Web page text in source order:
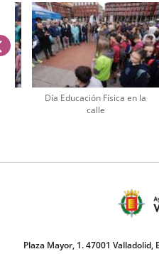
Día Educación Física en la
calle
anterior
Plaza Mayor, 1. 47001 Valladolid,